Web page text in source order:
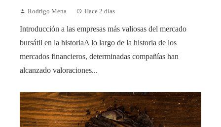
Rodrigo Mena Hace 2 días
Introducción a las empresas más valiosas del mercado
bursátil en la historiaA lo largo de la historia de los
mercados financieros, determinadas compañías han
alcanzado valoraciones...